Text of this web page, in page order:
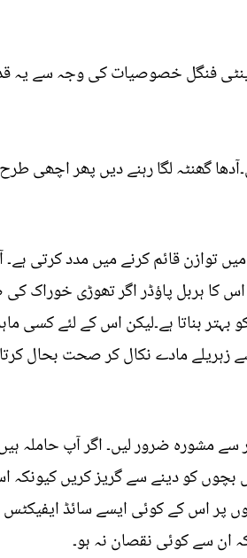
فنگل خصوصیات کی وجہ سے یہ
گھنٹہ لگا رہنے دیں پھر اچھی
توازن قائم کرنے میں مدد کرتی
ہربل پاؤڈر اگر تھوڑی خوراک
بناتا ہے۔لیکن اس کے لئے کسی
زہریلے مادے نکال کر صحت بحال
مشورہ ضرور لیں۔ اگر آپ حاملہ
بچوں کو دینے سے گریز کریں
پر اس کے کوئی ایسے سائڈ
ان سے کوئی نقصان نہ ہو۔